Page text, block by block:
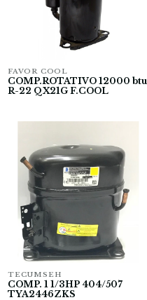
FAVOR COOL
COMP.ROTATIVO 12000 btu
R-22 QX21G F.COOL
TECUMSEH
COMP. 1 1/3HP 404/507
TYA2446ZKS